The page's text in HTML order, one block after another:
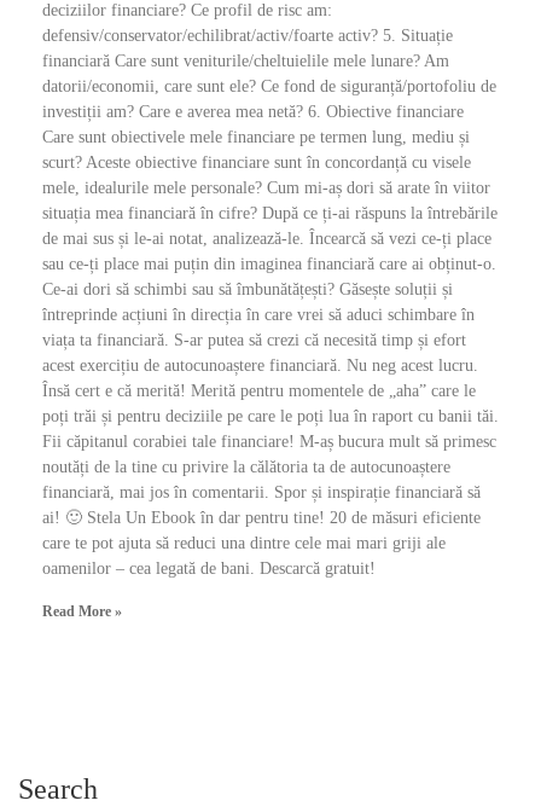
deciziilor financiare? Ce profil de risc am:
defensiv/conservator/echilibrat/activ/foarte activ? 5. Situație
financiară Care sunt veniturile/cheltuielile mele lunare? Am
datorii/economii, care sunt ele? Ce fond de siguranță/portofoliu de
investiții am? Care e averea mea netă? 6. Obiective financiare
Care sunt obiectivele mele financiare pe termen lung, mediu și
scurt? Aceste obiective financiare sunt în concordanță cu visele
mele, idealurile mele personale? Cum mi-aș dori să arate în viitor
situația mea financiară în cifre? După ce ți-ai răspuns la întrebările
de mai sus și le-ai notat, analizează-le. Încearcă să vezi ce-ți place
sau ce-ți place mai puțin din imaginea financiară care ai obținut-o.
Ce-ai dori să schimbi sau să îmbunătățești? Găsește soluții și
întreprinde acțiuni în direcția în care vrei să aduci schimbare în
viața ta financiară. S-ar putea să crezi că necesită timp și efort
acest exercițiu de autocunoaștere financiară. Nu neg acest lucru.
Însă cert e că merită! Merită pentru momentele de „aha” care le
poți trăi și pentru deciziile pe care le poți lua în raport cu banii tăi.
Fii căpitanul corabiei tale financiare! M-aș bucura mult să primesc
noutăți de la tine cu privire la călătoria ta de autocunoaștere
financiară, mai jos în comentarii. Spor și inspirație financiară să
ai! 🙂 Stela Un Ebook în dar pentru tine! 20 de măsuri eficiente
care te pot ajuta să reduci una dintre cele mai mari griji ale
oamenilor – cea legată de bani. Descarcă gratuit!
Read More »
Search